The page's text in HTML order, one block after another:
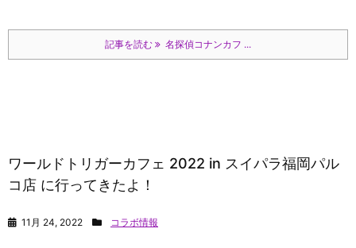
記事を読む 名探偵コナンカフ ...
ワールドトリガーカフェ 2022 in スイパラ福岡パル
コ店 に行ってきたよ！
11月 24, 2022 コラボ情報